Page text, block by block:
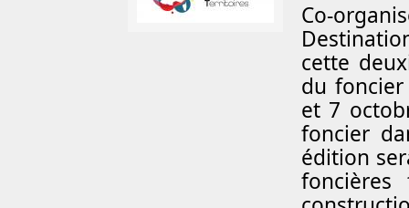
Co-
cette
du
et 7
foncier
édition